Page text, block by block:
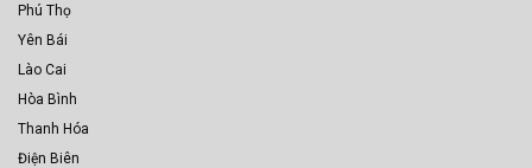
Phú Thọ
Yên Bái
Lào Cai
Hòa Bình
Thanh Hóa
Điện Biên